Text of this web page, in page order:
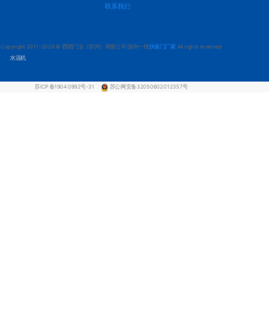
水温机
联系我们
Copyright 2011-2026 © 西朗门业（苏州）有限公司 国内一线快速门厂家 All rights reserved
苏ICP备19040992号-31 苏公网安备32050602012357号